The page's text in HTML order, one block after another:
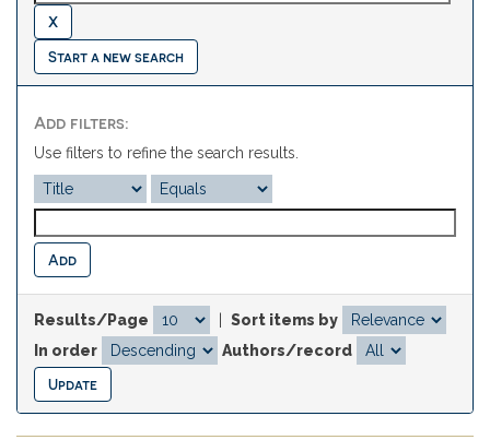
Start a new search
Add filters:
Use filters to refine the search results.
Results/Page
Sort items by
In order
Authors/record